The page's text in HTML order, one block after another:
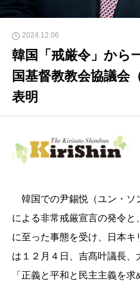
2024.12.06
韓国「戒厳令」か
国基督教教会協議会
表明
韓国での尹錫悦（ユン・ソ
による非常戒厳宣言の発令
に至った事態を受け、日本キ
は１２月４日、吉髙叶議長
「正義と平和と民主主義を